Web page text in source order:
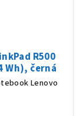
R500
Wh), černá
Lenovo